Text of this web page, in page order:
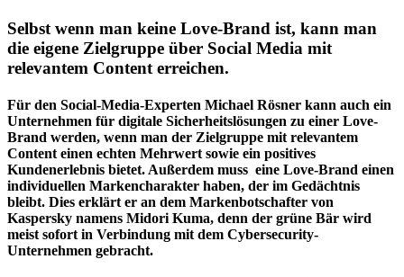
Selbst wenn man keine Love-Brand ist, kann man
die eigene Zielgruppe über Social Media mit
relevantem Content erreichen.
Für den Social-Media-Experten Michael Rösner kann auch ein
Unternehmen für digitale Sicherheitslösungen zu einer Love-
Brand werden, wenn man der Zielgruppe mit relevantem
Content einen echten Mehrwert sowie ein positives
Kundenerlebnis bietet. Außerdem muss eine Love-Brand einen
individuellen Markencharakter haben, der im Gedächtnis
bleibt. Dies erklärt er an dem Markenbotschafter von
Kaspersky namens Midori Kuma, denn der grüne Bär wird
meist sofort in Verbindung mit dem Cybersecurity-
Unternehmen gebracht.